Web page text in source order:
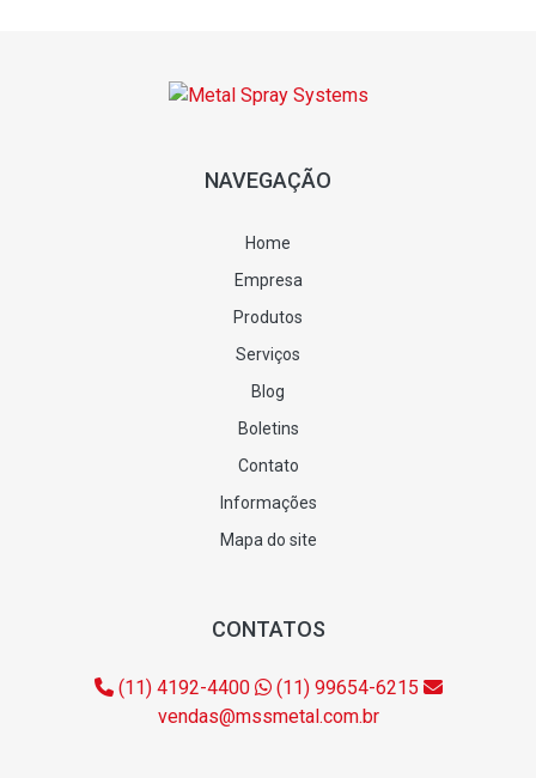
NAVEGAÇÃO
Home
Empresa
Produtos
Serviços
Blog
Boletins
Contato
Informações
Mapa do site
CONTATOS
(11) 4192-4400
(11) 99654-6215
vendas@mssmetal.com.br